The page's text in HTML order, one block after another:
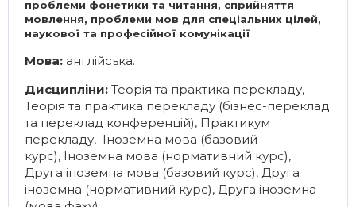
проблеми фонетики та читання, сприйняття
мовлення, проблеми мов для спеціальних цілей,
наукової та професійної комунікації
Мова: англійська.
Дисципліни: Теорія та практика перекладу,
Теорія та практика перекладу (бізнес-переклад
та переклад конференцій), Практикум
перекладу, Іноземна мова (базовий
курс), Іноземна мова (нормативний курс),
Друга іноземна мова (базовий курс), Друга
іноземна (нормативний курс), Друга іноземна